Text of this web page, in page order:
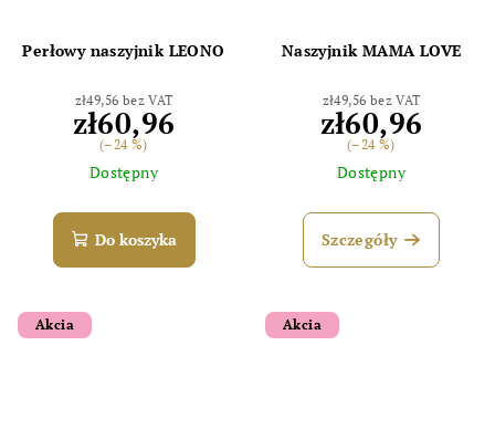
Perłowy naszyjnik LEONO
zł49,56 bez VAT
zł60,96
(–24 %)
Dostępny
Do koszyka
Naszyjnik MAMA LOVE
zł49,56 bez VAT
zł60,96
(–24 %)
Dostępny
Szczegóły
Akcia Akcia